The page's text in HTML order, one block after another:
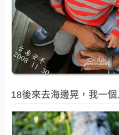
18後來去海邊晃，我一